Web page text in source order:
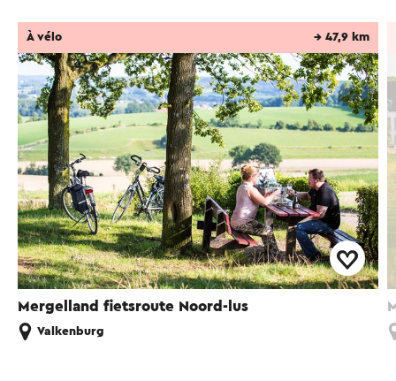
Mergelland fietsroute Noord-lus
À vélo → 47,9 km
Valkenburg